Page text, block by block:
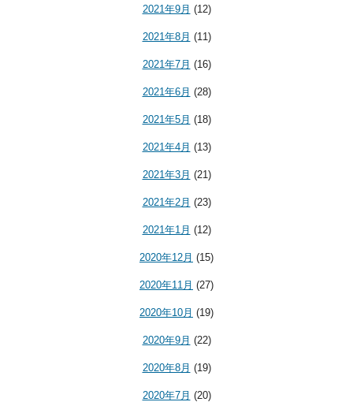
2021年9月 (12)
2021年8月 (11)
2021年7月 (16)
2021年6月 (28)
2021年5月 (18)
2021年4月 (13)
2021年3月 (21)
2021年2月 (23)
2021年1月 (12)
2020年12月 (15)
2020年11月 (27)
2020年10月 (19)
2020年9月 (22)
2020年8月 (19)
2020年7月 (20)